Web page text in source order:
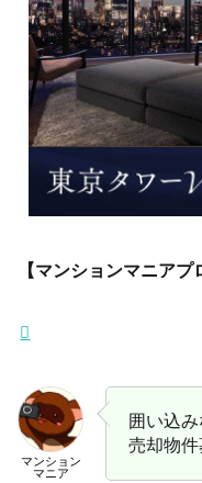
【マンションマニア
マンション
マニア
囲い込
売却物